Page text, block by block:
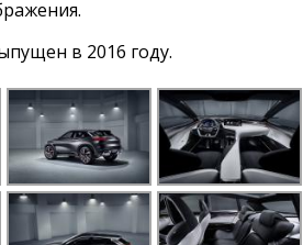
в 2016 году.